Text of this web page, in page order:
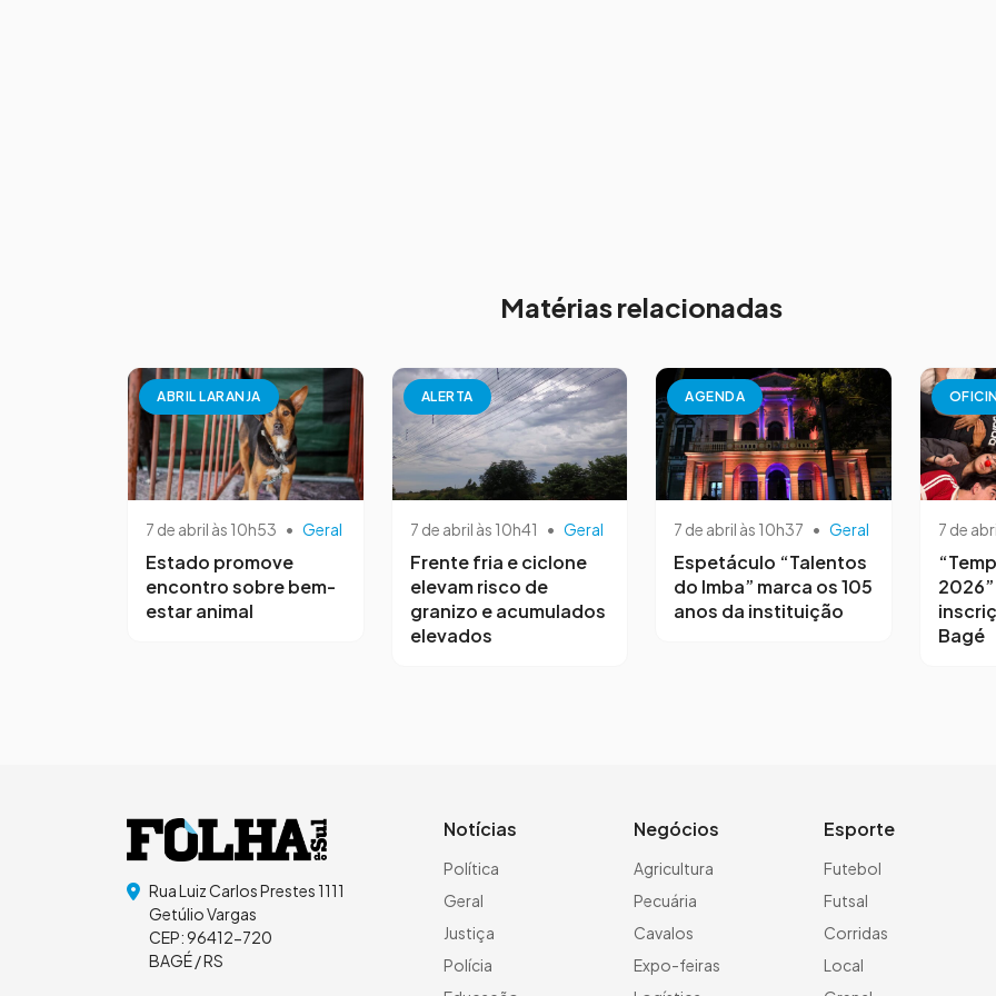
Matérias relacionadas
ABRIL LARANJA
7 de abril às 10h53 • Geral
Estado promove
encontro sobre bem-
estar animal
ALERTA
7 de abril às 10h41 • Geral
Frente fria e ciclone
elevam risco de
granizo e acumulados
elevados
AGENDA
7 de abril às 10h37 • Geral
Espetáculo “Talentos
do Imba” marca os 105
anos da instituição
7 de
Bagé
Rua Luiz Carlos Prestes 1111
Getúlio Vargas
CEP: 96412-720
BAGÉ / RS
Notícias
Política
Geral
Justiça
Polícia
Negócios
Agricultura
Pecuária
Cavalos
Expo-feiras
Esporte
Futebol
Futsal
Corridas
Local